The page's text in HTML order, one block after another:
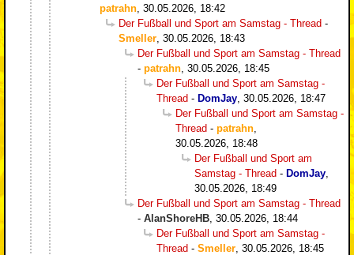
patrahn 30.05.2026, 18:42
Der Fußball und Sport am Samstag - Thread -
Smeller 30.05.2026, 18:43
Der Fußball und Sport am Samstag - Thread
- patrahn 30.05.2026, 18:45
Der Fußball und Sport am Samstag -
Thread - DomJay 30.05.2026, 18:47
Der Fußball und Sport am Samstag -
Thread - patrahn
30.05.2026, 18:48
Der Fußball und Sport am
Samstag - Thread - DomJay
30.05.2026, 18:49
Der Fußball und Sport am Samstag - Thread
- AlanShoreHB 30.05.2026, 18:44
Der Fußball und Sport am Samstag -
Thread - Smeller 30.05.2026, 18:45